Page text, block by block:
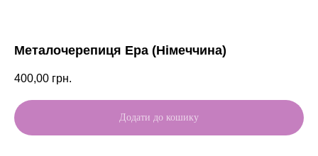
Металочерепиця Ера (Німеччина)
400,00 грн.
Додати до кошику